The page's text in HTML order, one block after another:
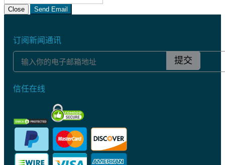
Close Send Email
订阅新闻通讯
提交
信任在线